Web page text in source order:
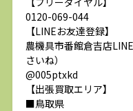
0120-069-044
【LINEお友達登録】
農機具市番館倉吉店
さいね）
@005ptxkd
【出張買取エリア】
■鳥取県